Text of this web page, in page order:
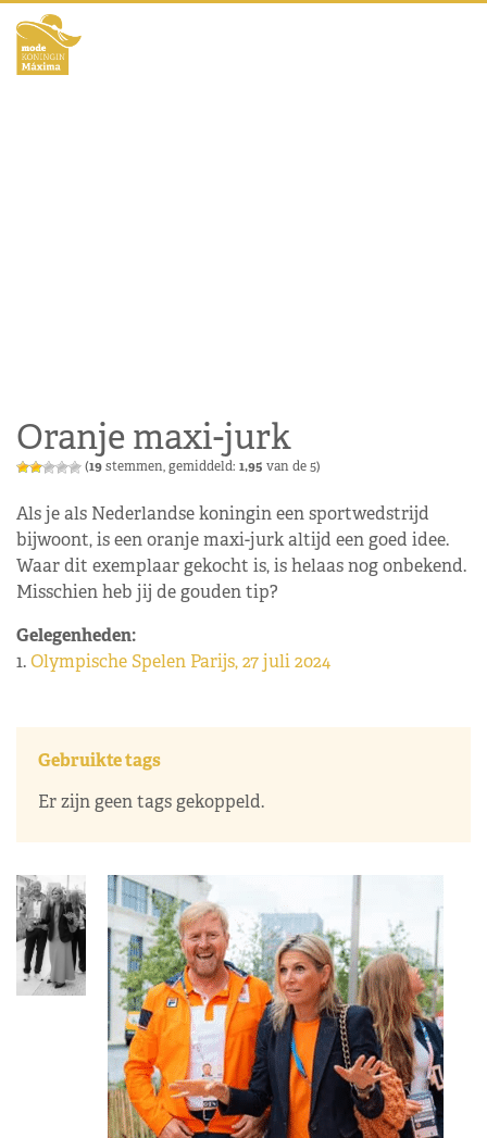
Oranje maxi-jurk
(19stemmen, gemiddeld: 1,95 van de 5)
Als je als Nederlandse koningin een sportwedstrijd
bijwoont, is een oranje maxi-jurk altijd een goed idee.
Waar dit exemplaar gekocht is, is helaas nog onbekend.
Misschien heb jij de gouden tip?
Gelegenheden:
1.Olympische Spelen Parijs, 27 juli 2024
Gebruikte tags
Er zijn geen tags gekoppeld.